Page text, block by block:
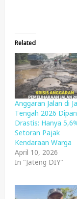
Related
Anggaran Jalan di
Tengah 2026
Drastis: Hanya
Setoran Pajak
Kendaraan Warga
April 10, 2026
In "Jateng DIY"